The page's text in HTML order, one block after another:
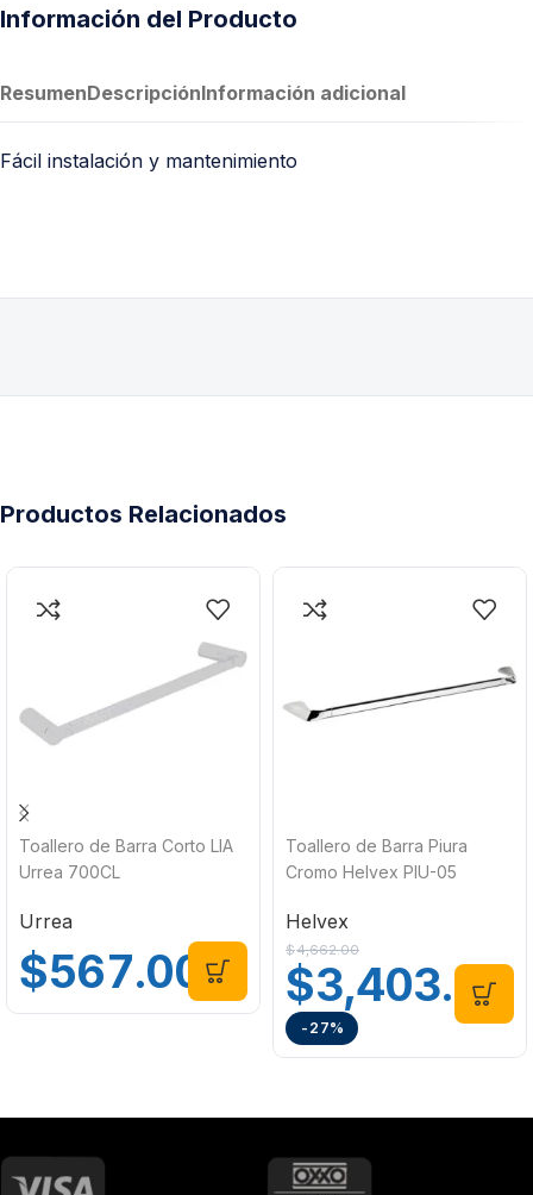
Información del Producto
ResumenDescripciónInformación adicional
Fácil instalación y mantenimiento
Productos Relacionados
Toallero de Barra Corto LIA
Urrea 700CL
Urrea
$567.00
Toallero de Barra Piura
Cromo Helvex PIU-05
Helvex
$4,662.00
$3,403.00
-27%